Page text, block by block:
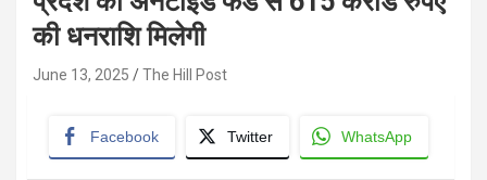
की धनराशि मिलेगी
June 13, 2025 The Hill Post
Facebook Twitter WhatsApp